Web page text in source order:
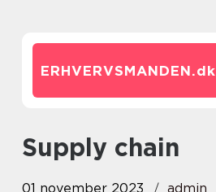
ERHVERVSMANDEN.dk
supply chain
01 november 2023 admin